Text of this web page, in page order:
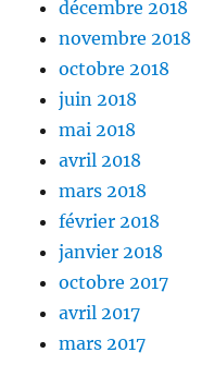
décembre 2018
novembre 2018
octobre 2018
juin 2018
mai 2018
avril 2018
mars 2018
février 2018
janvier 2018
octobre 2017
avril 2017
mars 2017